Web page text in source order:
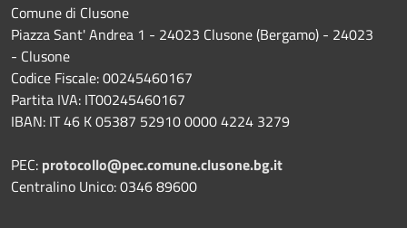
Comune di Clusone
Piazza Sant' Andrea 1 - 24023 Clusone (Bergamo) - 24023
- Clusone
Codice Fiscale: 00245460167
Partita IVA: IT00245460167
IBAN: IT 46 K 05387 52910 0000 4224 3279
PEC: protocollo@pec.comune.clusone.bg.it
Centralino Unico: 0346 89600